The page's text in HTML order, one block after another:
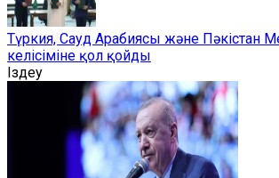
Түркия, Сауд Арабиясы және Пәкістан
келісіміне қол қойды
Іздеу